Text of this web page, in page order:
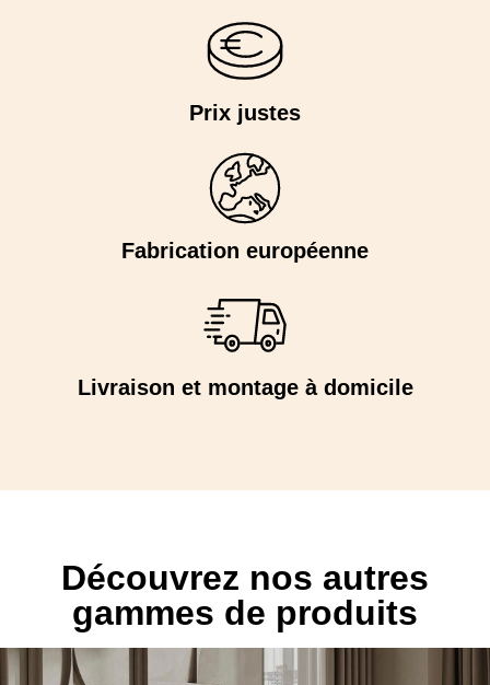
Prix justes
Fabrication européenne
Livraison et montage à domicile
Découvrez nos autres
gammes de produits